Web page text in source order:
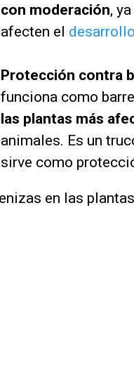
con moderación,
afecten el
Protección contra
funciona como
las plantas más
animales. Es un
sirve como